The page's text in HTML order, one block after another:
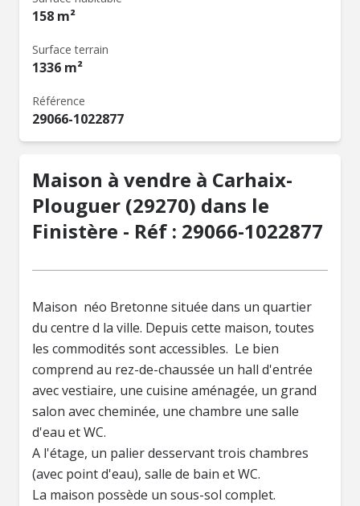
158 m²
Surface terrain
1336 m²
Référence
29066-1022877
Maison à vendre à Carhaix-
Plouguer (29270) dans le
Finistère - Réf : 29066-1022877
Maison néo Bretonne située dans un quartier
du centre d la ville. Depuis cette maison, toutes
les commodités sont accessibles. Le bien
comprend au rez-de-chaussée un hall d'entrée
avec vestiaire, une cuisine aménagée, un grand
salon avec cheminée, une chambre une salle
d'eau et WC.
A l'étage, un palier desservant trois chambres
(avec point d'eau), salle de bain et WC.
La maison possède un sous-sol complet.